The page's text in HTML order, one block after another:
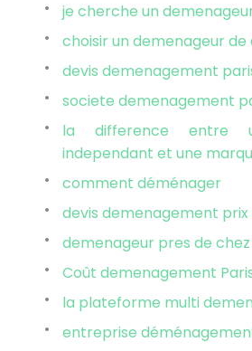
je cherche un
choisir un demenageur
devis demenagement
societe demenagement
la difference entre
independant et une
comment déménager
devis demenagement
demenageur pres de
Coût demenagement
la plateforme multi
entreprise